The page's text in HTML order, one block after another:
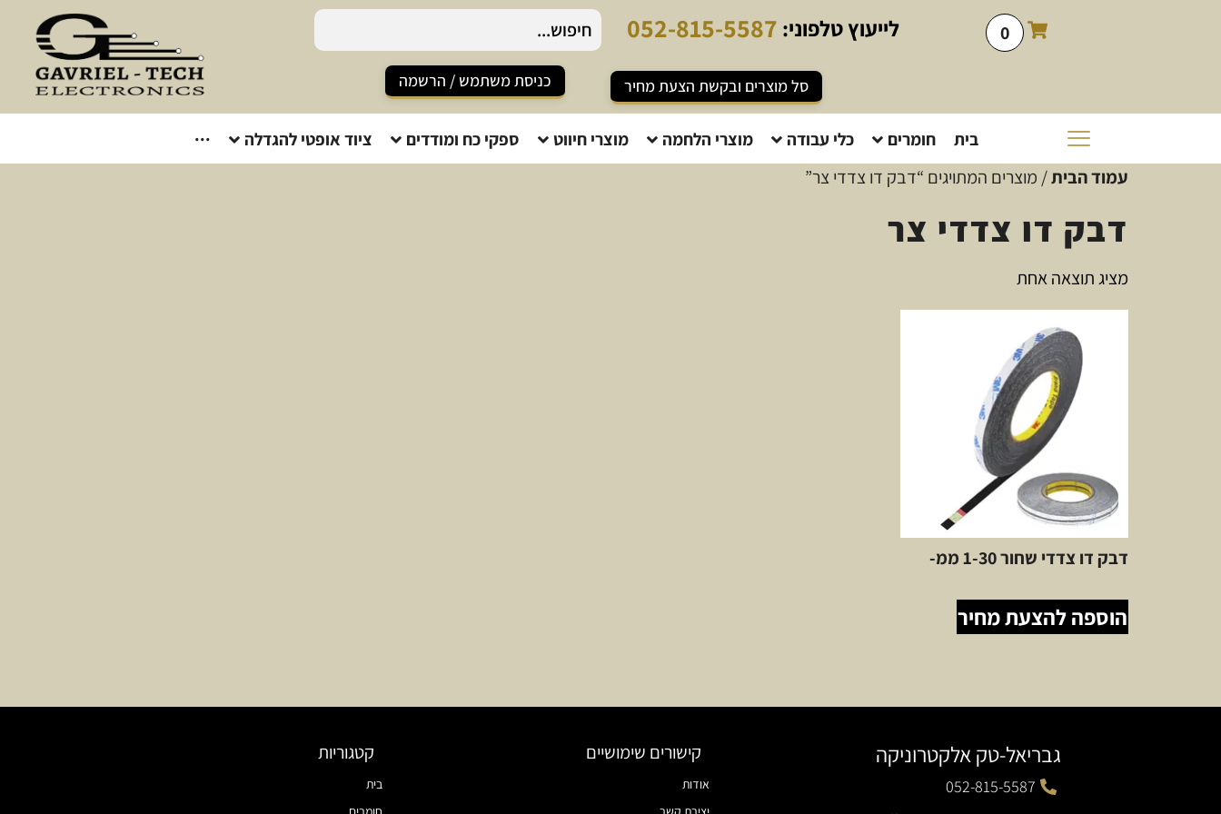
0 לייעוץטלפוני: 052-815-5587
סל מוצרים ובקשת הצעת מחיר כניסת משתמש / הרשמה
בית חומרים כלי עבודה מוצרי הלחמה מוצרי חיווט ספקי כח ומודדים ציוד אופטי להגדלה ···
עמוד הבית/ מוצרים המתויגים “דבק דו צדדי צר”
דבק דו צדדי צר
מציג תוצאה אחת
דבק דו צדדי שחור 1-30 ממ-
הוספה להצעת מחיר
גבריאל-טק אלקטרוניקה
052-815-5587
קישורים שימושיים
אודות
קטגוריות
בית